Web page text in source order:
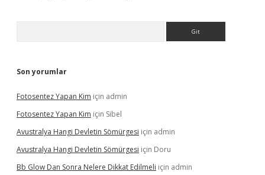
Son yorumlar
Fotosentez Yapan Kim için admin
Fotosentez Yapan Kim için Sibel
Avustralya Hangi Devletin Sömürgesi için admin
Avustralya Hangi Devletin Sömürgesi için Doru
Bb Glow Dan Sonra Nelere Dikkat Edilmeli için admin